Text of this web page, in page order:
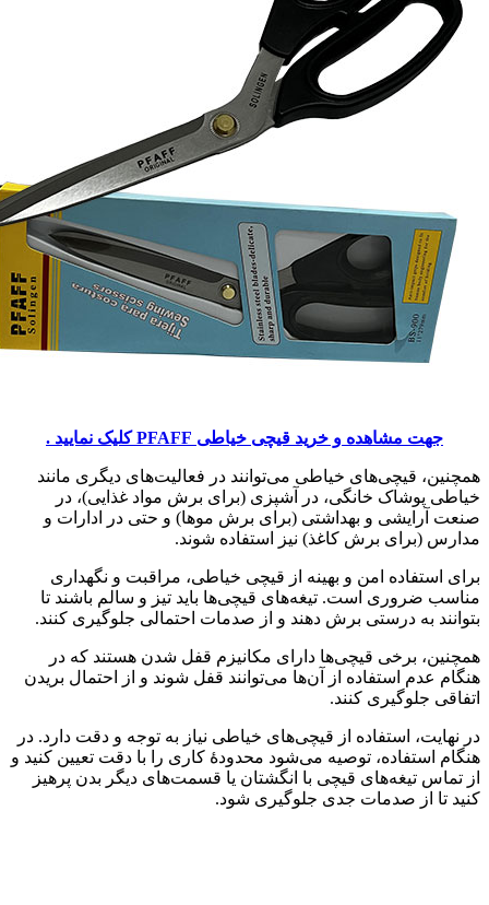
جهت مشاهده و خرید قیچی خیاطی PFAFF کلیک نمایید .
همچنین، قیچی‌های خیاطی می‌توانند در فعالیت‌های دیگری مانند
خیاطی پوشاک خانگی، در آشپزی (برای برش مواد غذایی)، در
صنعت آرایشی و بهداشتی (برای برش موها) و حتی در ادارات و
مدارس (برای برش کاغذ) نیز استفاده شوند.
برای استفاده امن و بهینه از قیچی خیاطی، مراقبت و نگهداری
مناسب ضروری است. تیغه‌های قیچی‌ها باید تیز و سالم باشند تا
بتوانند به درستی برش دهند و از صدمات احتمالی جلوگیری کنند.
همچنین، برخی قیچی‌ها دارای مکانیزم قفل شدن هستند که در
هنگام عدم استفاده از آن‌ها می‌توانند قفل شوند و از احتمال بریدن
اتفاقی جلوگیری کنند.
در نهایت، استفاده از قیچی‌های خیاطی نیاز به توجه و دقت دارد. در
هنگام استفاده، توصیه می‌شود محدودهٔ کاری را با دقت تعیین کنید و
از تماس تیغه‌های قیچی با انگشتان یا قسمت‌های دیگر بدن پرهیز
کنید تا از صدمات جدی جلوگیری شود.